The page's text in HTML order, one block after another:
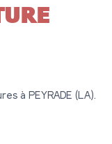
à PEYRADE (LA).